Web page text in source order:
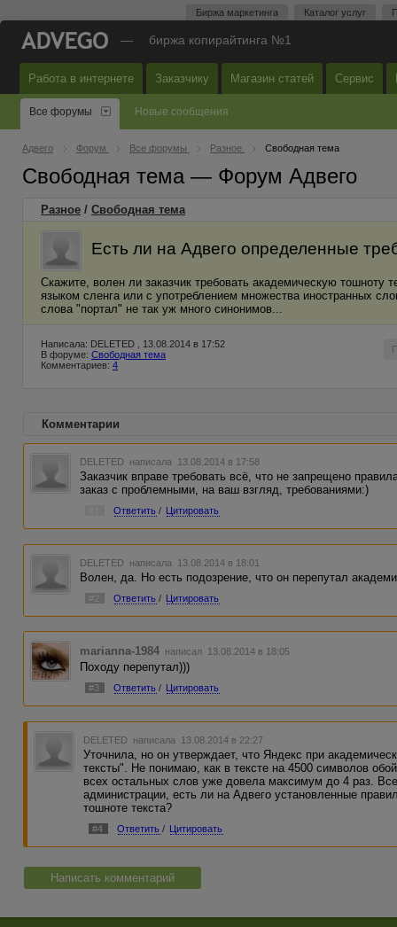
Биржа маркетинга Каталог услуг
— биржа копирайтинга №1
Работа в интернете Заказчику Магазин статей Сервис
Все форумы Новые сообщения
Адвего Форум Все форумы Разное Свободная тема
Свободная тема — Форум Адвего
Разное / Свободная тема
Есть ли на Адвего определенные
Скажите, волен ли заказчик требовать академическую тошноту
языком сленга или с употреблением множества иностранных
слова "портал" не так уж много синонимов...
Написала: DELETED , 13.08.2014 в 17:52
В форуме: Свободная тема
Комментариев: 4
Комментарии
DELETED написала 13.08.2014 в 17:58
Заказчик вправе требовать всё, что не запрещено
заказ с проблемными, на ваш взгляд, требованиями:)
Ответить / Цитировать
DELETED написала 13.08.2014 в 18:01
Волен, да. Но есть подозрение, что он перепутал
#2 Ответить / Цитировать
marianna-1984 написал 13.08.2014 в 18:05
Походу перепутал)))
#3 Ответить / Цитировать
DELETED написала 13.08.2014 в 22:27
Уточнила, но он утверждает, что Яндекс при
тексты". Не понимаю, как в тексте на 4500 символов
всех остальных слов уже довела максимум до 4 раз.
администрации, есть ли на Адвего установленные
тошноте текста?
#4 Ответить / Цитировать
Написать комментарий